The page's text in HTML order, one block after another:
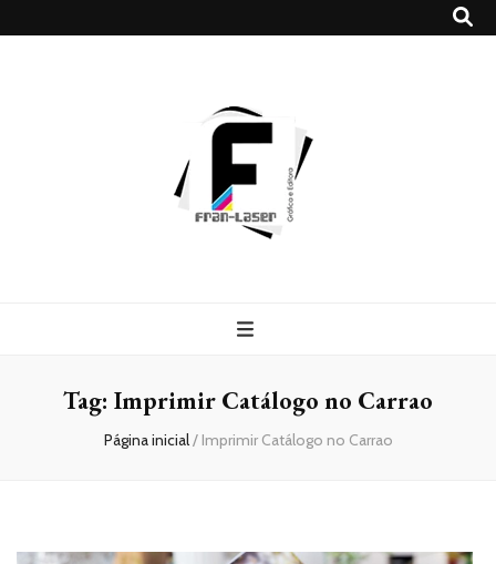
Tag: Imprimir Catálogo no Carrao
Página inicial/ Imprimir Catálogo no Carrao